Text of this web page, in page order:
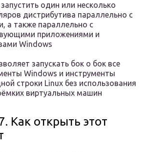
один или несколько
дистрибутива параллельно с
а также параллельно с
приложениями и
Windows
запускать бок о бок все
Windows и инструменты
строки Linux без использования
виртуальных машин
Как открыть этот